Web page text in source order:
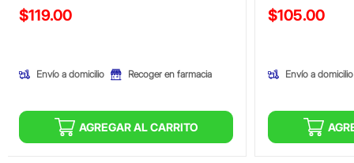
Precio reducido de
$119.00
Envío a domicilio Recoger en farmacia
AGREGAR AL CARRITO
Precio
$105.00
Envío a domicilio